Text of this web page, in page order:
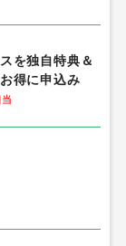
を独自特典＆
得に申込み